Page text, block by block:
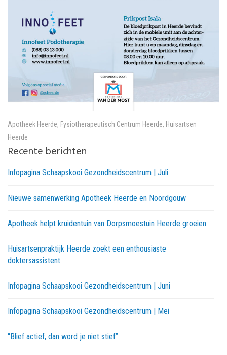
Apotheek Heerde, Fysiotherapeutisch Centrum Heerde, Huisartsen
Heerde
Recente berichten
Infopagina Schaapskooi Gezondheidscentrum | Juli
Nieuwe samenwerking Apotheek Heerde en Noordgouw
Apotheek helpt kruidentuin van Dorpsmoestuin Heerde groeien
Huisartsenpraktijk Heerde zoekt een enthousiaste
doktersassistent
Infopagina Schaapskooi Gezondheidscentrum | Juni
Infopagina Schaapskooi Gezondheidscentrum | Mei
“Blief actief, dan word je niet stief”